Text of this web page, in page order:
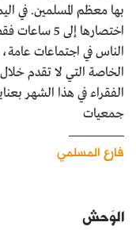
بها معظم المسلمين. في
اختصارها
الناس في اجتماعات
الخاصة التي لا تقدم
الفقراء في هذا الشهر
جمعيات
فارع المسلمي
الوَحش